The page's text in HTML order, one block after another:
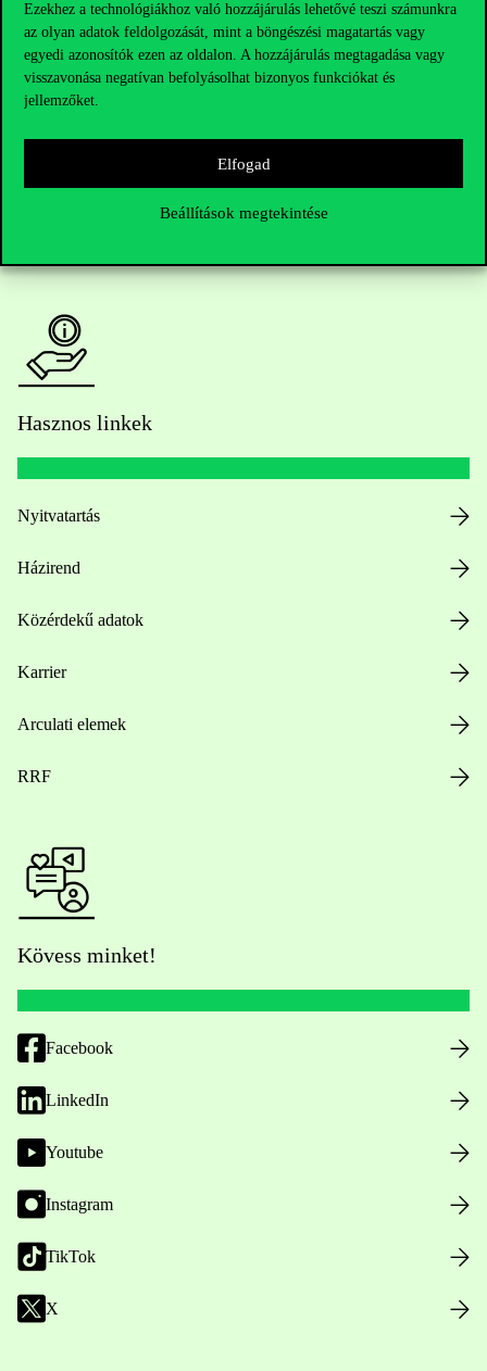
Ezekhez a technológiákhoz való hozzájárulás lehetővé teszi számunkra
az olyan adatok feldolgozását, mint a böngészési magatartás vagy
egyedi azonosítók ezen az oldalon. A hozzájárulás megtagadása vagy
visszavonása negatívan befolyásolhat bizonyos funkciókat és
jellemzőket.
Elfogad
Beállítások megtekintése
Telefonszám:+36 1 482 5000
Kérdésed van a felvételivel kapcsolatban?
Oktatói elérhetőségek
HUB jelenlegi hallgatóinknak
Hasznos linkek
Nyitvatartás
Házirend
Közérdekű adatok
Karrier
Arculati elemek
RRF
Kövess minket!
Facebook
LinkedIn
Youtube
Instagram
TikTok
X